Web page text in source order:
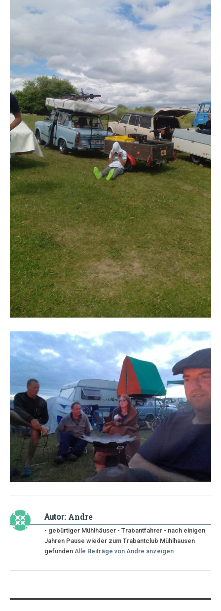
Autor: Andre
- gebürtiger Mühlhäuser - Trabantfahrer - nach einigen
Jahren Pause wieder zum Trabantclub Mühlhausen
gefunden Alle Beiträge von Andre anzeigen